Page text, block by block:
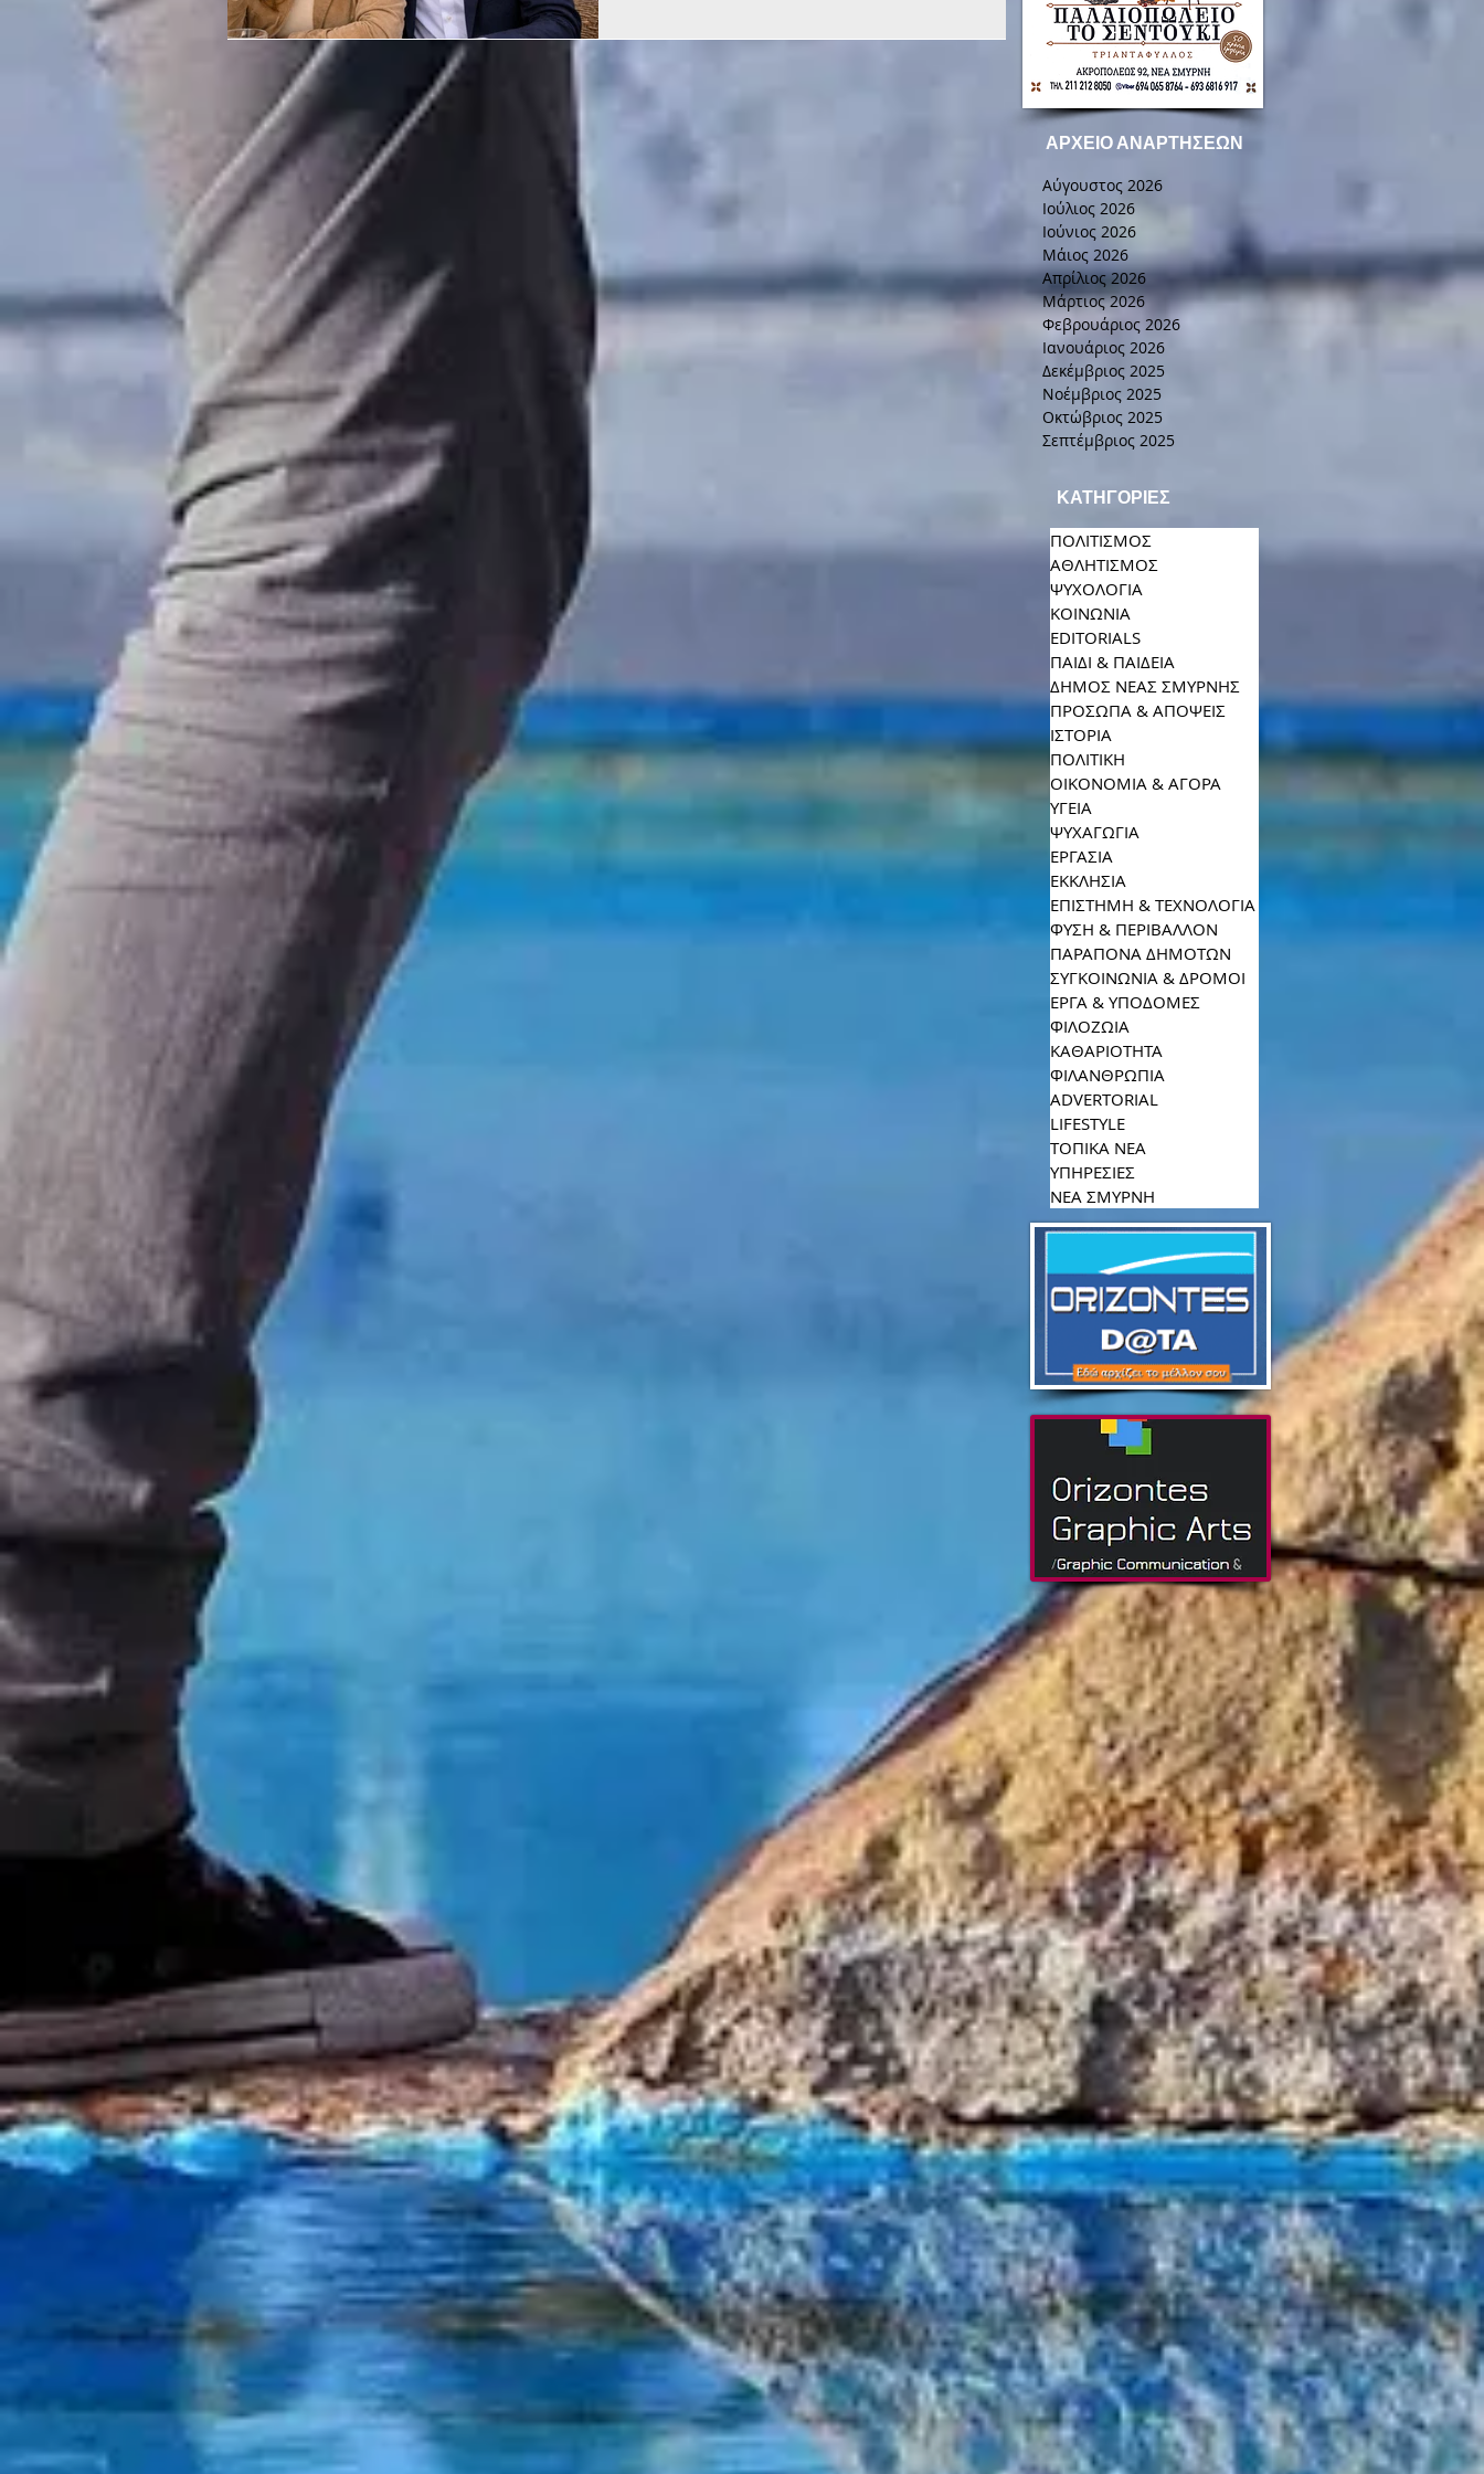
ΑΡΧΕΙΟ ΑΝΑΡΤΗΣΕΩΝ
Αύγουστος 2026
Ιούλιος 2026
Ιούνιος 2026
Μάιος 2026
Απρίλιος 2026
Μάρτιος 2026
Φεβρουάριος 2026
Ιανουάριος 2026
Δεκέμβριος 2025
Νοέμβριος 2025
Οκτώβριος 2025
Σεπτέμβριος 2025
ΚΑΤΗΓΟΡΙΕΣ
ΠΟΛΙΤΙΣΜΟΣ
ΑΘΛΗΤΙΣΜΟΣ
ΨΥΧΟΛΟΓΙΑ
ΚΟΙΝΩΝΙΑ
EDITORIALS
ΠΑΙΔΙ & ΠΑΙΔΕΙΑ
ΔΗΜΟΣ ΝΕΑΣ ΣΜΥΡΝΗΣ
ΠΡΟΣΩΠΑ & ΑΠΟΨΕΙΣ
ΙΣΤΟΡΙΑ
ΠΟΛΙΤΙΚΗ
ΟΙΚΟΝΟΜΙΑ & ΑΓΟΡΑ
ΥΓΕΙΑ
ΨΥΧΑΓΩΓΙΑ
ΕΡΓΑΣΙΑ
ΕΚΚΛΗΣΙΑ
ΕΠΙΣΤΗΜΗ & ΤΕΧΝΟΛΟΓΙΑ
ΦΥΣΗ & ΠΕΡΙΒΑΛΛΟΝ
ΠΑΡΑΠΟΝΑ ΔΗΜΟΤΩΝ
ΣΥΓΚΟΙΝΩΝΙΑ & ΔΡΟΜΟΙ
ΕΡΓΑ & ΥΠΟΔΟΜΕΣ
ΦΙΛΟΖΩΙΑ
ΚΑΘΑΡΙΟΤΗΤΑ
ΦΙΛΑΝΘΡΩΠΙΑ
ADVERTORIAL
LIFESTYLE
ΤΟΠΙΚΑ ΝΕΑ
ΥΠΗΡΕΣΙΕΣ
ΝΕΑ ΣΜΥΡΝΗ